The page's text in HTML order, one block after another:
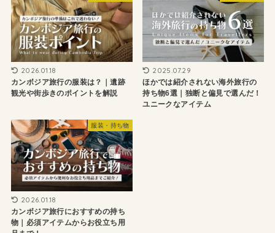
2026.01.18
カンボジア旅行の服装は？｜遺跡
観光や街歩きのポイントを解説
2025.07.29
ほかでは紹介されない海外旅行の
持ち物6選｜独断と偏見で選んだ！
ユニークなアイテム
服装・持ち物
2026.01.18
カンボジア旅行におすすめの持ち
物｜必須アイテムからお役立ち用